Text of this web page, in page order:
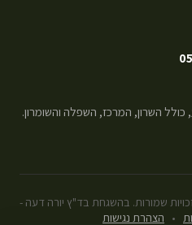
השרון, המרכז, השפלה והשומרון.
שמורות. בהשגחת בד"ץ יורה דעה -
• הצהרת נגישות